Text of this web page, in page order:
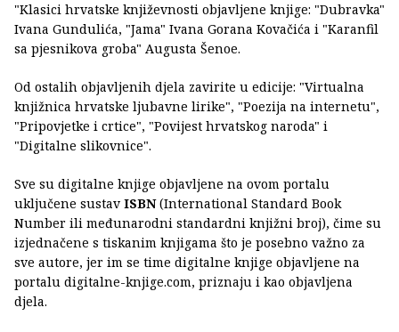
"Klasici hrvatske književnosti objavljene knjige: "Dubravka"
Ivana Gundulića, "Jama" Ivana Gorana Kovačića i "Karanfil
sa pjesnikova groba" Augusta Šenoe.
Od ostalih objavljenih djela zavirite u edicije: "Virtualna
knjižnica hrvatske ljubavne lirike", "Poezija na internetu",
"Pripovjetke i crtice", "Povijest hrvatskog naroda" i
"Digitalne slikovnice".
Sve su digitalne knjige objavljene na ovom portalu
uključene sustav ISBN(International Standard Book
Number ili međunarodni standardni knjižni broj), čime su
izjednačene s tiskanim knjigama što je posebno važno za
sve autore, jer im se time digitalne knjige objavljene na
portalu digitalne-knjige.com, priznaju i kao objavljena
djela.